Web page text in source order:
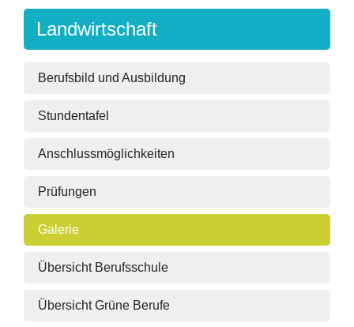
Landwirtschaft
Berufsbild und Ausbildung
Stundentafel
Anschlussmöglichkeiten
Prüfungen
Galerie
Übersicht Berufsschule
Übersicht Grüne Berufe